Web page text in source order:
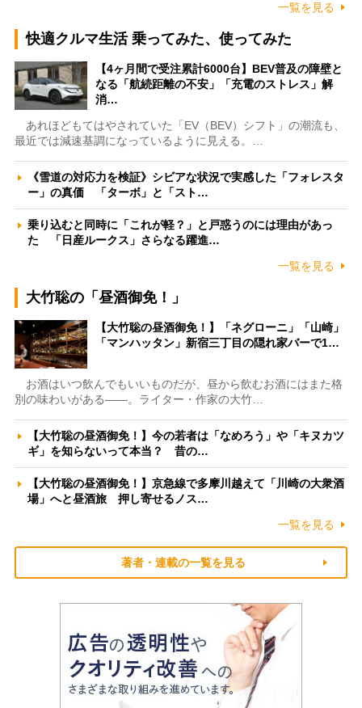
一覧を見る
快適クルマ生活 乗ってみた、使ってみた
【4ヶ月間で受注累計6000台】BEV普及の障壁と
なる「航続距離の不安」「充電のストレス」解
消…
あれほどもてはやされていた「EV（BEV）シフト」の潮流も、
最近では減速基調になっているように見える。…
《雪道の対応力を検証》シビアな状況で実感した「フォレスタ
ー」の真価 「ターボ」と「スト…
乗り込むと同時に「これが軽？」と戸惑うのには理由があっ
た 「日産ルークス」さらなる躍進…
一覧を見る
大竹聡の「昼酒御免！」
【大竹聡の昼酒御免！】「ネグローニ」「山崎」
「マンハッタン」新宿三丁目の隠れ家バーで1…
お酒はいつ飲んでもいいものだが、昼から飲むお酒にはまた格
別の味わいがある――。ライター・作家の大竹…
【大竹聡の昼酒御免！】今の若者は「なめろう」や「キヌカツ
ギ」を知らないって本当？ 昔の…
【大竹聡の昼酒御免！】京急線で多摩川越えて「川崎の大衆酒
場」へと昼酒旅 押し寄せるノス…
一覧を見る
著者・連載の一覧を見る